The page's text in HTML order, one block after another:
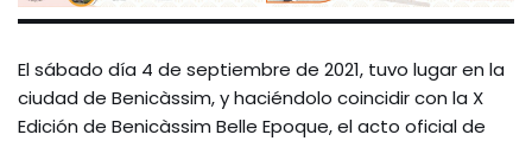
El sábado día 4 de septiembre de 2021, tuvo lugar en la
ciudad de Benicàssim, y haciéndolo coincidir con la X
Edición de Benicàssim Belle Epoque, el acto oficial de